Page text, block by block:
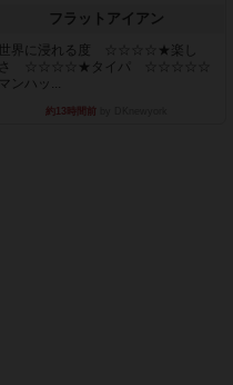
フラットアイアン
世界に浸れる度 ☆☆☆☆★楽し
さ ☆☆☆☆★タイパ ☆☆☆☆☆
マンハッ...
約13時間前